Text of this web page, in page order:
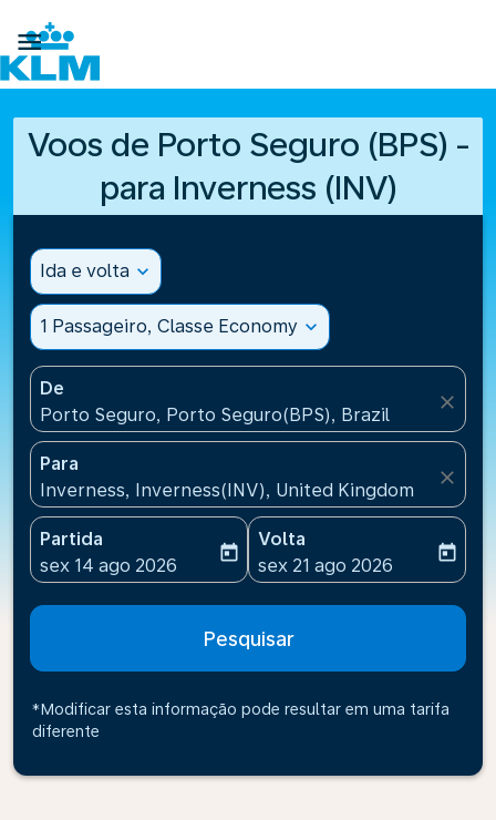

Voos de Porto Seguro (BPS) -
para Inverness (INV)
Ida e volta expand_more
1 Passageiro, Classe Economy expand_more
De
Porto Seguro, Porto Seguro(BPS), Brazil
close
Para
Inverness, Inverness(INV), United Kingdom
close
Partida
fc-booking-departure-date-aria-label
sex 14 ago 2026
today
Volta
fc-booking-return-date-
sex 21 ago 2026
today
Pesquisar
*Modificar esta informação pode resultar em uma tarifa
diferente